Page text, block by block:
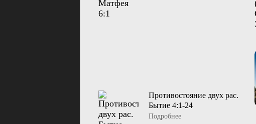
Противостояние двух рас.
Бытие 4:1-24
Подробнее